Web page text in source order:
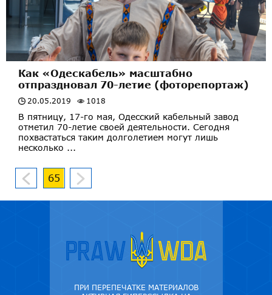
Как «Одескабель» масштабно
отпраздновал 70-летие (фоторепортаж)
20.05.2019 1018
В пятницу, 17-го мая, Одесский кабельный завод
отметил 70-летие своей деятельности. Сегодня
похвастаться таким долголетием могут лишь
несколько ...
65
ПРИ ПЕРЕПЕЧАТКЕ МАТЕРИАЛОВ